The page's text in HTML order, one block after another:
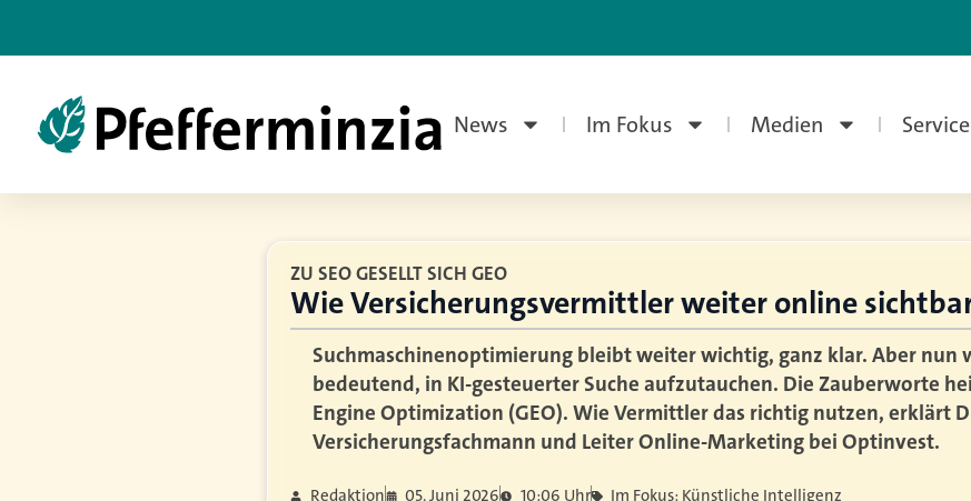
News Im Fokus Medien
ZU SEO GESELLT SICH GEO
Wie Versicherungsvermittler weiter online
Suchmaschinenoptimierung bleibt weiter wichtig, ganz klar. Aber nun
bedeutend, in KI-gesteuerter Suche aufzutauchen. Die Zauberworte
Engine Optimization (GEO). Wie Vermittler das richtig nutzen, erklärt
Versicherungsfachmann und Leiter Online-Marketing bei Optinvest.
Redaktion 05. Juni 2026 10:06 Uhr Im Fokus: Künstliche Intelligenz